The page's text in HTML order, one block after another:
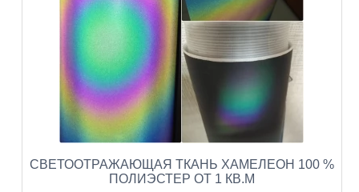
СВЕТООТРАЖАЮЩАЯ ТКАНЬ ХАМЕЛЕОН 100 %
ПОЛИЭСТЕР ОТ 1 КВ.М